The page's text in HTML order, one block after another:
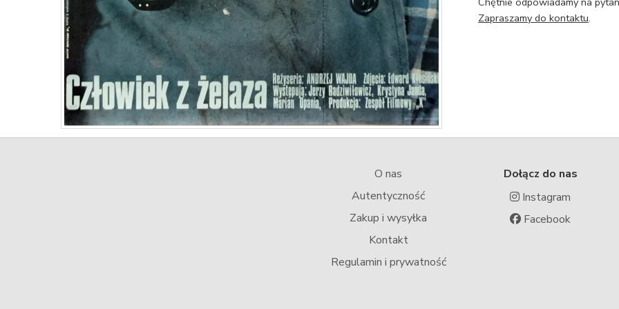
Zapraszamy do kontaktu.
O nas
Autentyczność
Zakup i wysyłka
Kontakt
Regulamin i prywatność
Dołącz do nas
Instagram
Facebook